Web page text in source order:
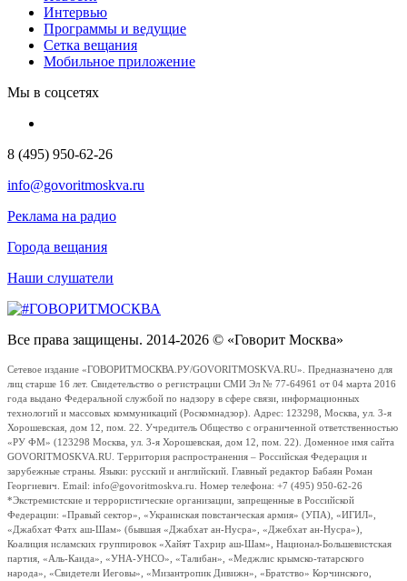
Интервью
Программы и ведущие
Сетка вещания
Мобильное приложение
Мы в соцсетях
8 (495) 950-62-26
info@govoritmoskva.ru
Реклама на радио
Города вещания
Наши слушатели
Все права защищены. 2014-2026 © «Говорит Москва»
Сетевое издание «ГОВОРИТМОСКВА.РУ/GOVORITMOSKVA.RU». Предназначено для
лиц старше 16 лет. Свидетельство о регистрации СМИ Эл № 77-64961 от 04 марта 2016
года выдано Федеральной службой по надзору в сфере связи, информационных
технологий и массовых коммуникаций (Роскомнадзор). Адрес: 123298, Москва, ул. 3-я
Хорошевская, дом 12, пом. 22. Учредитель Общество с ограниченной ответственностью
«РУ ФМ» (123298 Москва, ул. 3-я Хорошевская, дом 12, пом. 22). Доменное имя сайта
GOVORITMOSKVA.RU. Территория распространения – Российская Федерация и
зарубежные страны. Языки: русский и английский. Главный редактор Бабаян Роман
Георгиевич. Email: info@govoritmoskva.ru. Номер телефона: +7 (495) 950-62-26
*Экстремистские и террористические организации, запрещенные в Российской
Федерации: «Правый сектор», «Украинская повстанческая армия» (УПА), «ИГИЛ»,
«Джабхат Фатх аш-Шам» (бывшая «Джабхат ан-Нусра», «Джебхат ан-Нусра»),
Коалиция исламских группировок «Хайят Тахрир аш-Шам», Национал-Большевистская
партия, «Аль-Каида», «УНА-УНСО», «Талибан», «Меджлис крымско-татарского
народа», «Свидетели Иеговы», «Мизантропик Дивижн», «Братство» Корчинского,